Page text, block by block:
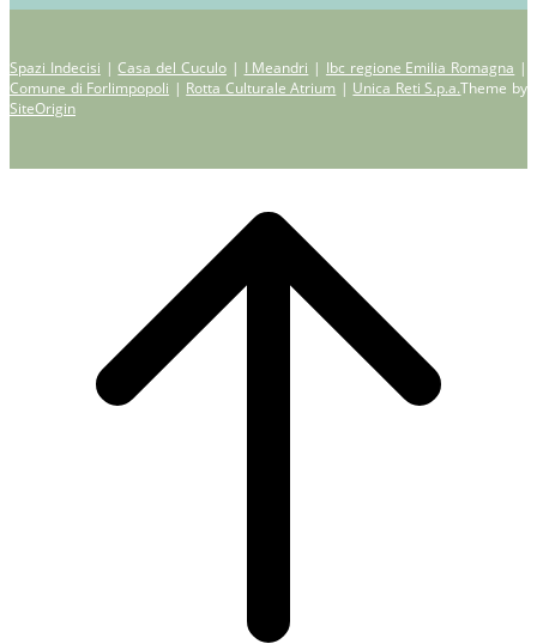
Spazi Indecisi |Casa del Cuculo| I Meandri | Ibc regione Emilia Romagna |
Comune di Forlimpopoli | Rotta Culturale Atrium | Unica Reti S.p.a.Theme by
SiteOrigin